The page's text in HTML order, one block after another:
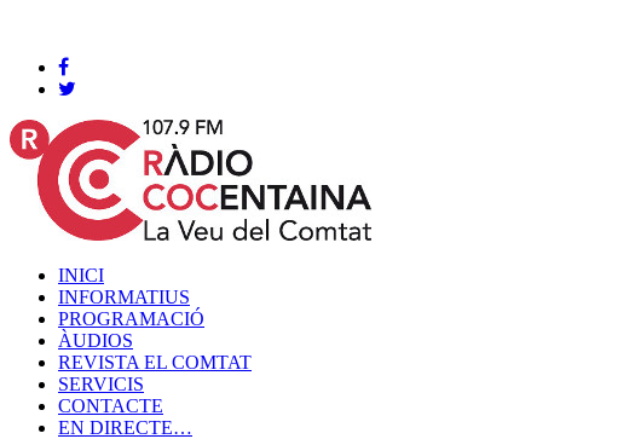
INICI
INFORMATIUS
PROGRAMACIÓ
ÀUDIOS
REVISTA EL COMTAT
SERVICIS
CONTACTE
EN DIRECTE…